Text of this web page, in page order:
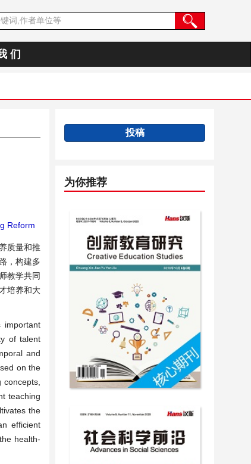
们
Reform
质量和推
，构建多
教学共同
培养和大
important
of talent
and
on the
teaching
the
efficient
health-
投稿
为你推荐